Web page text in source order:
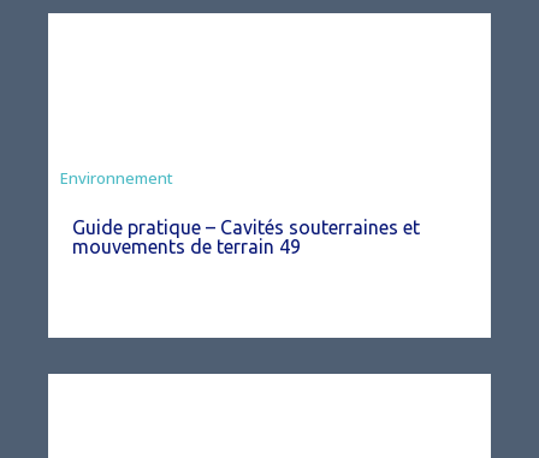
Environnement
Guide pratique – Cavités souterraines et
mouvements de terrain 49